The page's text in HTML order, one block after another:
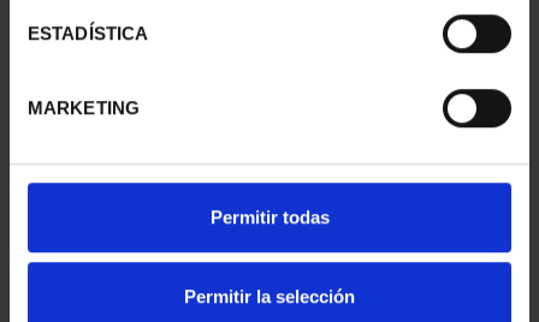
ESTADÍSTICA
MARKETING
Permitir todas
Permitir la selección
PROVINCIA 3
PROVINCIA 4